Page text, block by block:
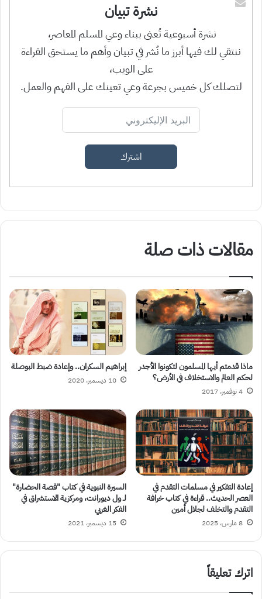
نشرة تبيان
نشرة أسبوعية تُعنى ببناء وعي المسلم المعاصر،
ننتقي لك فيها أبرز ما نُشر في تبيان وأهم ما يستحق القراءة
على الويب،
لتصلك كل خميس بجرعة وعي تعينك على الفهم والعمل.
اشترك
مقالات ذات صلة
ماذا قدمتم أيها المسلمون لتكونوا الأجدر
لحكم العالم والاستخلاف في الأرض؟
4 نوفمبر، 2017
إبراهيم السكران.. وإعادة ضبط البوصلة
10 ديسمبر، 2020
إعادة التفكير في مسلمات التقدم في
العصر الحديث.. قراءة في كتاب خرافة
التقدم والتخلف لجلال أمين
8 مارس، 2025
السيرة النبوية في كتاب “قصة الحضارة”
لـ ول ديورانت، ومركزية الاستشراق في
الفكر الغربي
15 ديسمبر، 2021
اترك تعليقاً